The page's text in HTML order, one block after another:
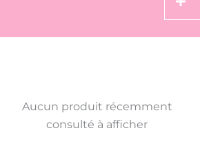
Aucun produit récemment
consulté à afficher